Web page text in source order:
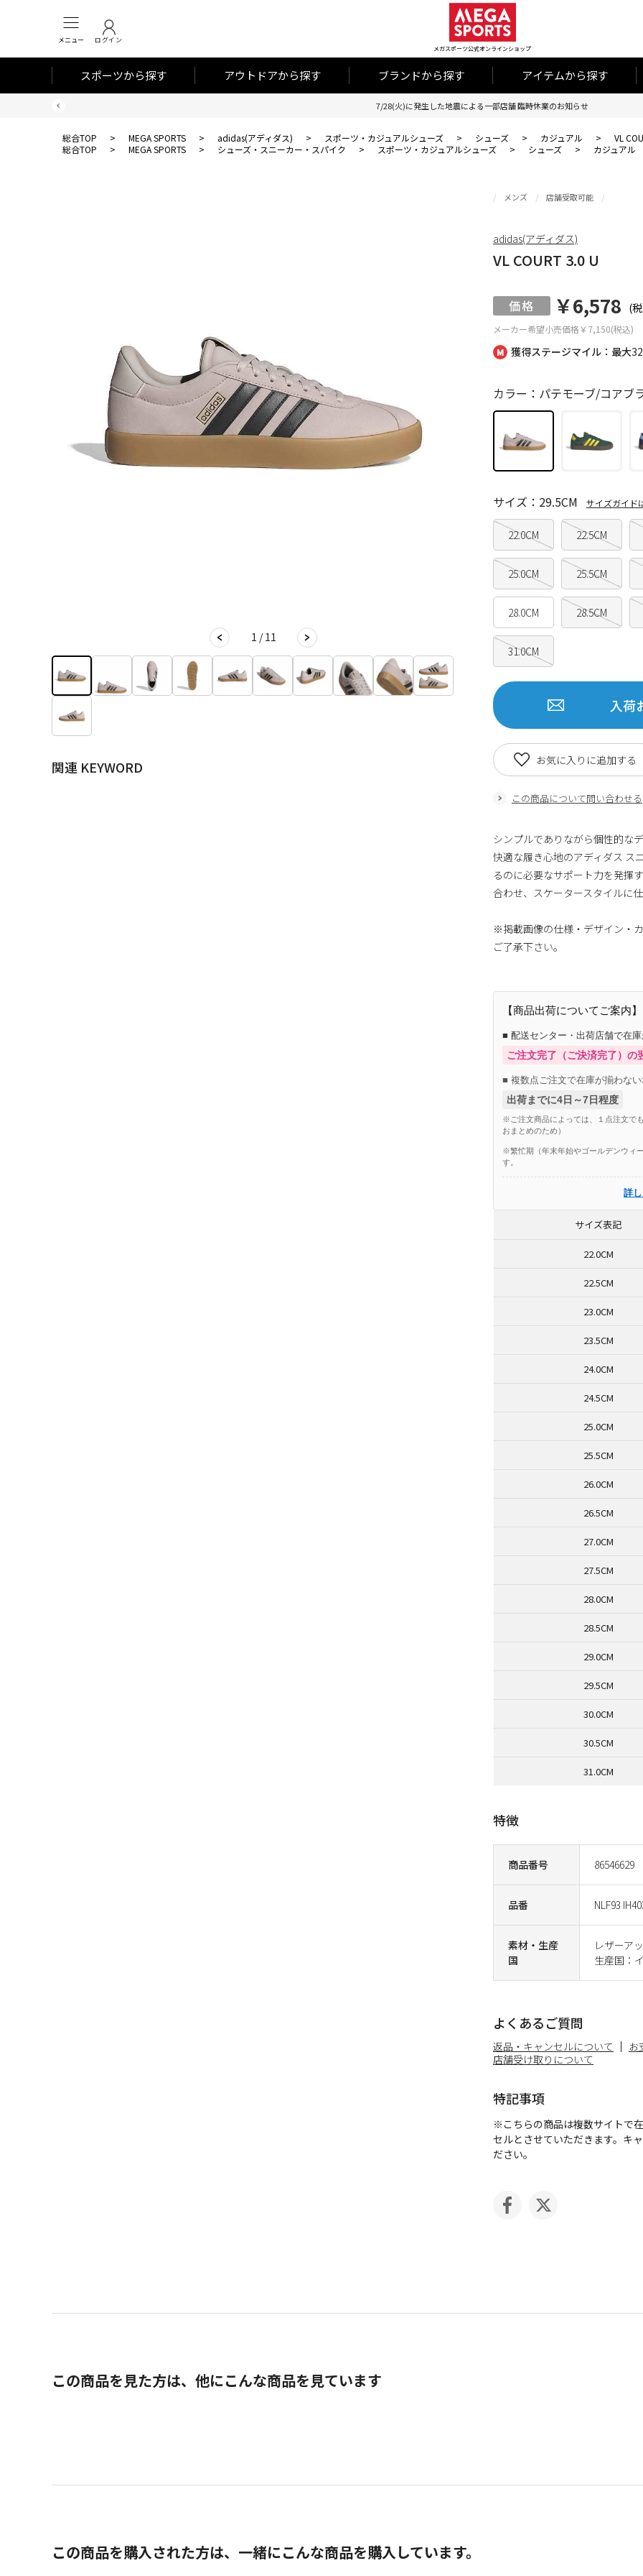
メニュー ログイン
メガスポーツ公式オンラインショップ
スポーツから探す アウトドアから探す ブランドから探す アイテムから探す
7/28(火)に発生した地震による一部店舗 臨時休業のお知らせ
総合TOP > MEGA SPORTS > adidas(アディダス) > スポーツ・カジュアルシューズ > シューズ > カジュアル >
VL
総合TOP
> MEGA SPORTS > シューズ・スニーカー・スパイク > スポーツ・カジュアルシューズ > シューズ > カジュアル
1 / 11
関連 KEYWORD
獲得ステージマイル：最大
メンズ 店舗受取可能
VL COURT 3.0 U
メーカー希望小売価格￥7,150(税込)
￥6,578 (
商品番号 86546629
品番 NLF93
素材・生産
国
レザーア
生産国：
カラー：パテモーブ/コアブ
22.0CM 22.5CM
25.0CM 25.5CM
28.0CM 28.5CM
31.0CM
サイズ：29.5CM サイズガイド
入荷
この商品について問い合わせる
お気に入りに追加する
adidas(アディダス)
シンプルでありながら個性的な
快適な履き心地のアディダス ス
るのに必要なサポート力を発揮
合わせ、スケータースタイルに仕
※掲載画像の仕様・デザイン・
ご了承下さい。
【商品出荷についてご案内】
■ 配送センター・出荷店舗で在
ご注文完了（ご決済完了）の
■ 複数点ご注文で在庫が揃わない
出荷までに4日～7日程度
※ご注文商品によっては、１点注文で
おまとめのため）
※繁忙期（年末年始やゴールデンウィ
す。
詳
特徴
よくあるご質問
返品・キャンセルについて お
店舗受け取りについて
特記事項
※こちらの商品は複数サイトで
セルとさせていただきます。キ
ださい。
サイズ表記
22.0CM
22.5CM
23.0CM
23.5CM
24.0CM
24.5CM
25.0CM
25.5CM
26.0CM
26.5CM
27.0CM
27.5CM
28.0CM
28.5CM
29.0CM
29.5CM
30.0CM
30.5CM
31.0CM
この商品を見た方は、他にこんな商品を見ています
この商品を購入された方は、一緒にこんな商品を購入しています。